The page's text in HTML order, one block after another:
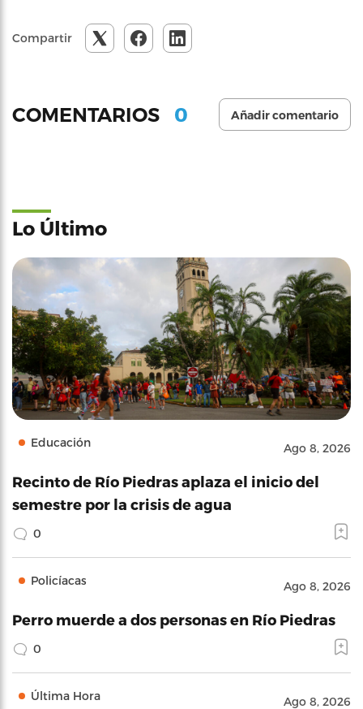
Compartir
COMENTARIOS 0 Añadir comentario
Lo Último
Educación Ago 8, 2026
Recinto de Río Piedras aplaza el inicio del
semestre por la crisis de agua
0
Policíacas Ago 8, 2026
Perro muerde a dos personas en Río Piedras
0
Última Hora Ago 8, 2026